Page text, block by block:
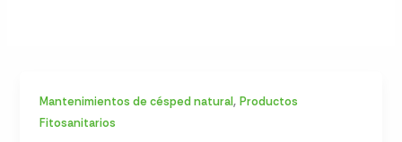
Mantenimientos de césped natural,Productos
Fitosanitarios